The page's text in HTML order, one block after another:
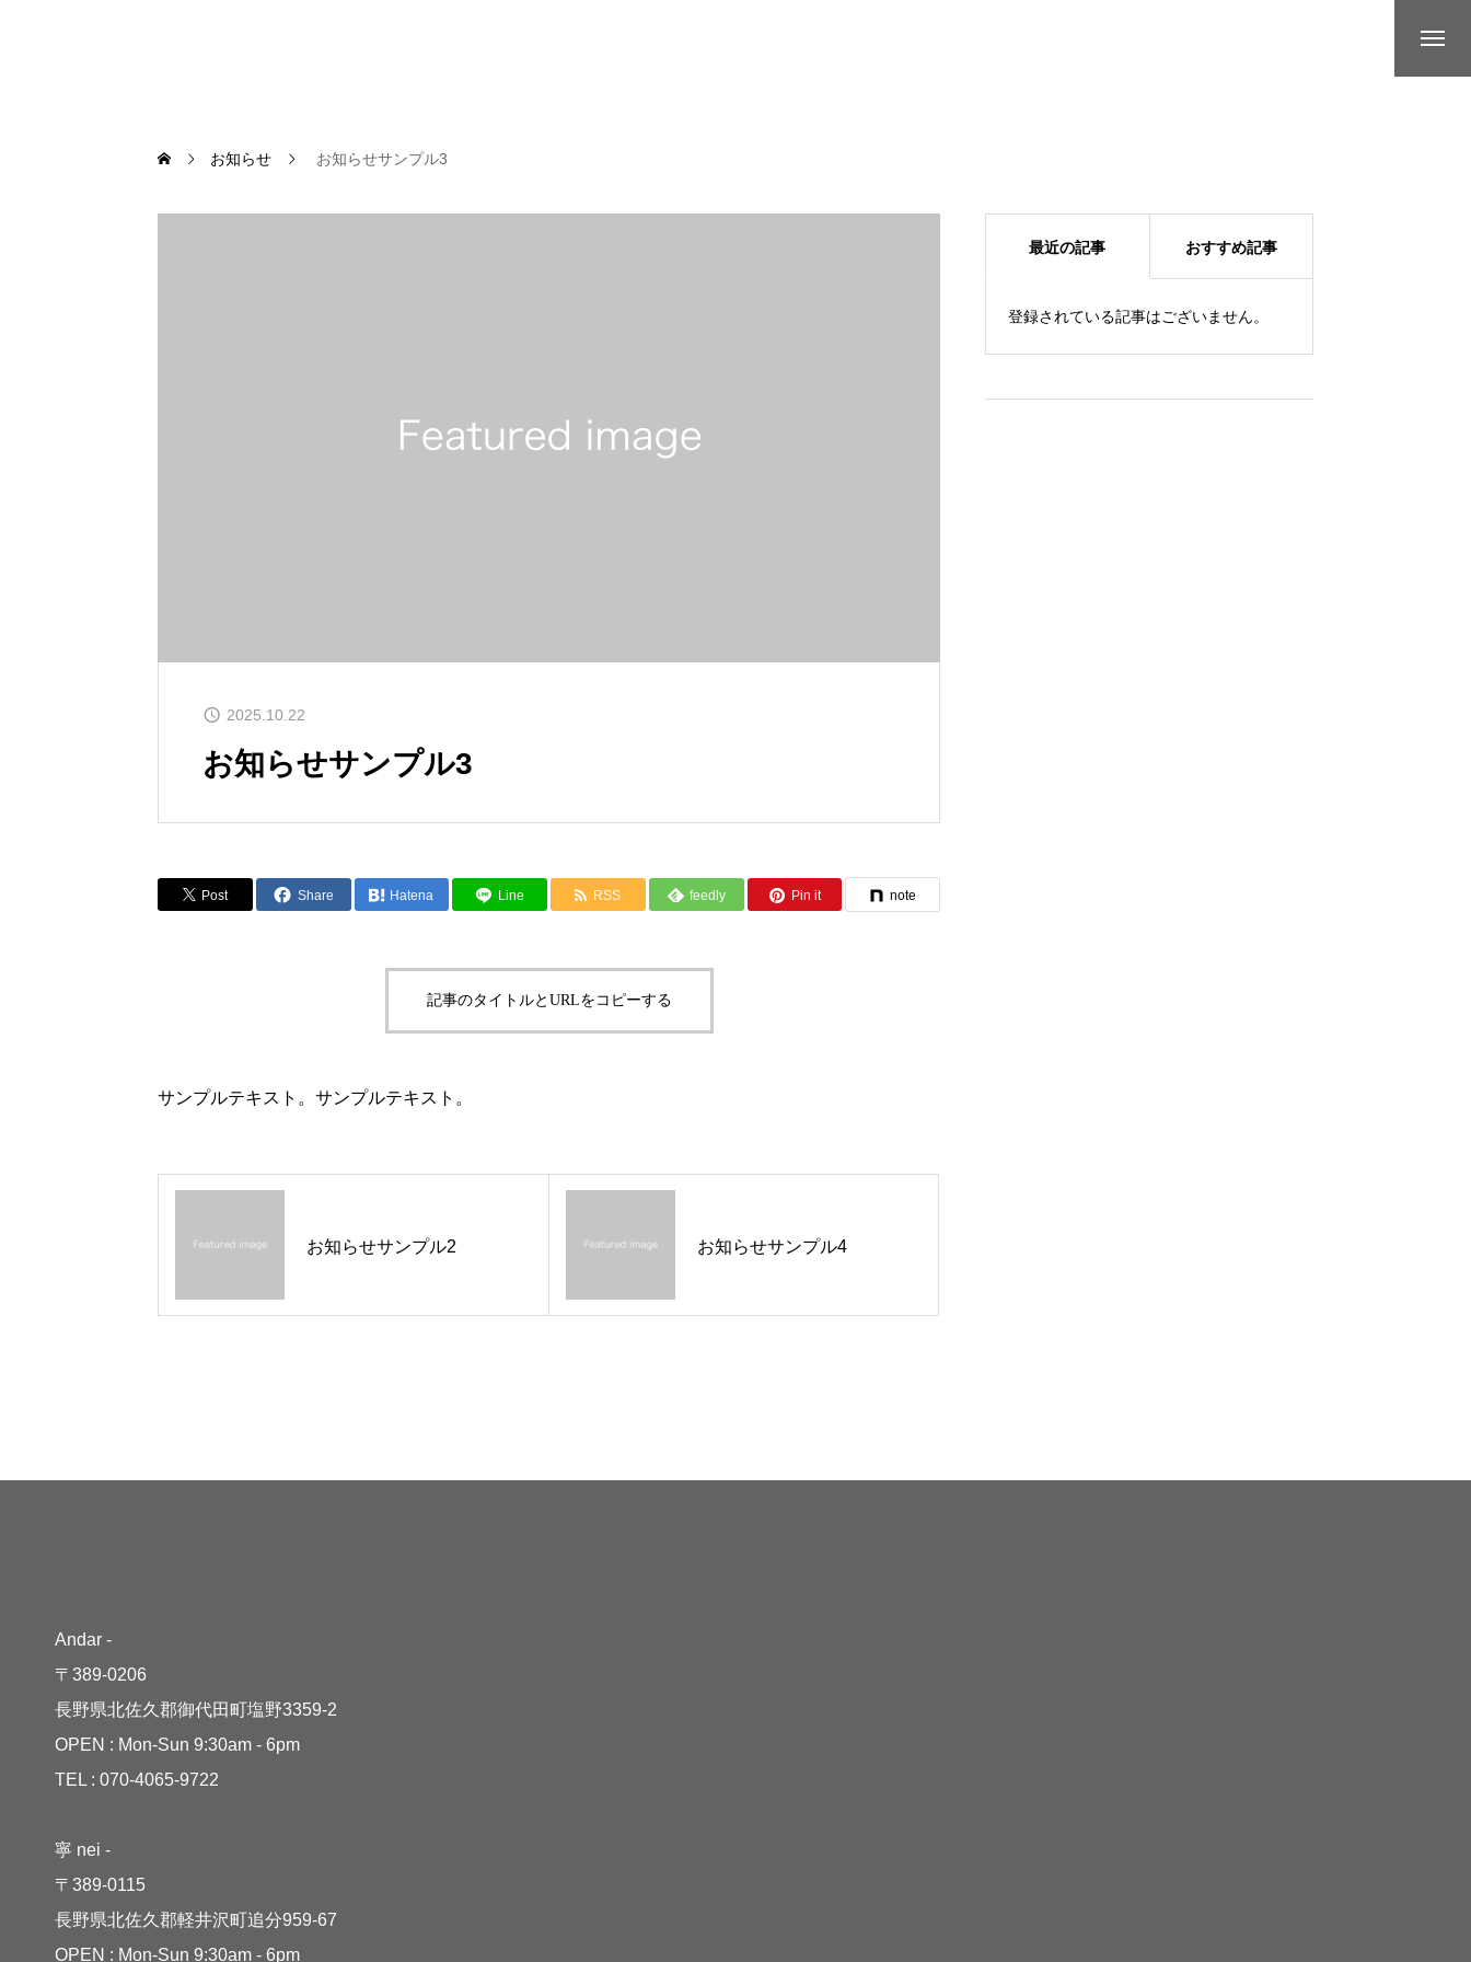
HOME
よくあるご質問
CONTACT
お知らせ お知らせサンプル3
2025.10.22
お知らせサンプル3
Post Share Hatena Line RSS feedly Pin it note
記事のタイトルとURLをコピーする
サンプルテキスト。サンプルテキスト。
お知らせサンプル2 お知らせサンプル4
最近の記事 おすすめ記事
登録されている記事はございません。
Andar -
〒389-0206
長野県北佐久郡御代田町塩野3359-2
OPEN : Mon-Sun 9:30am - 6pm
TEL : 070-4065-9722
寧 nei -
〒389-0115
長野県北佐久郡軽井沢町追分959-67
OPEN : Mon-Sun 9:30am - 6pm